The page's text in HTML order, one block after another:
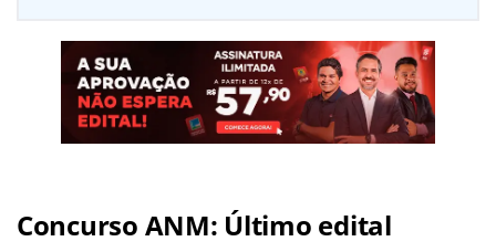
Concurso ANM: Último edital